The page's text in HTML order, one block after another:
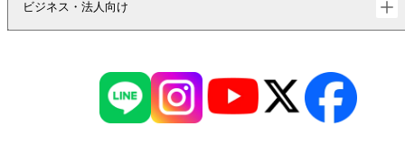
ビジネス・法人向け